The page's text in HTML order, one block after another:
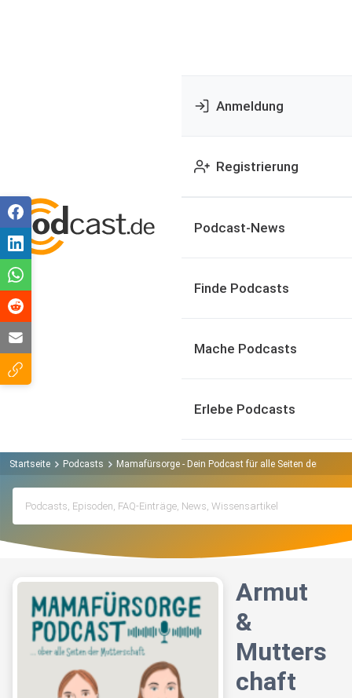
Anmeldung
Registrierung
Podcast-News
Finde Podcasts
Mache Podcasts
Erlebe Podcasts
Startseite Podcasts Mamafürsorge - Dein Podcast für alle Seiten der
Armut
&
Mutters
chaft